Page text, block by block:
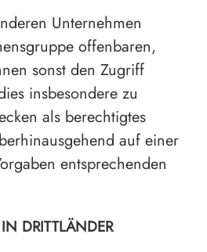
Unternehmen
offenbaren,
sonst den Zugriff
insbesondere zu
als berechtigtes
auf einer
entsprechenden
DRITTLÄNDER